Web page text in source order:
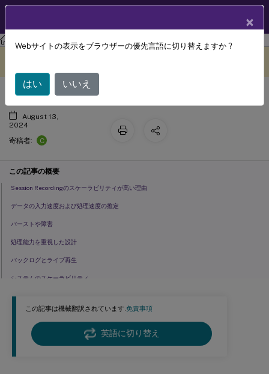
Session Recording Session Recording 2212
この記事は機械翻訳されています.免責事項
英語に切り替え
スケーラビリティに関する注意事項
August 13,
2024
寄稿者:
C
この記事の概要
Session Recordingのスケーラビリティが高い理由
データの入力速度および処理速度の推定
バーストや障害
処理能力を重視した設計
バックログとライブ再生
システムのスケーラビリティ
スループットの測定
Session Recordingサーバーのハードウェア
ネットワークの性能
×
Webサイトの表示をブラウザーの優先言語に切り替えますか ?
はい いいえ